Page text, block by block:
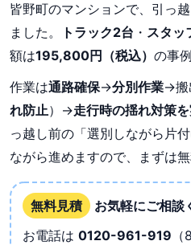
皆野町のマンションで、引っ
ました。
トラック2台 ・ スタッ
額は195,800円（税込） の事
作業は通路確保→分別作業→
れ防止）→走行時の揺れ対策
っ越し前の「選別しながら片
ながら進めますので、まずは
無料見積
お気軽にご相談
お電話は 0120-961-919